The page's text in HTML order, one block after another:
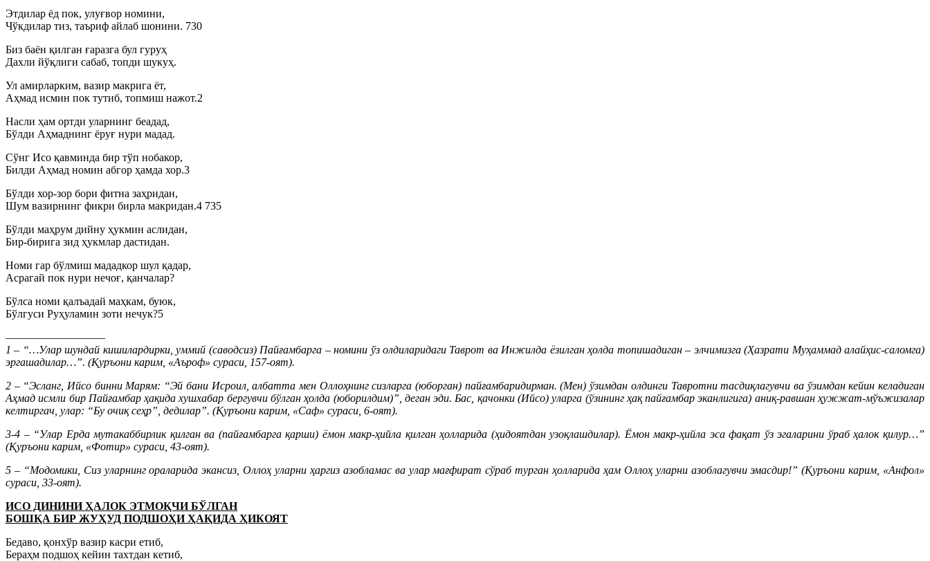
Этдилар ёд пок, улуғвор номини,
Чўкдилар тиз, таъриф айлаб шонини. 730
Биз баён қилган ғаразга бул гуруҳ
Дахли йўқлиги сабаб, топди шукуҳ.
Ул амирларким, вазир макрига ёт,
Аҳмад исмин пок тутиб, топмиш нажот.2
Насли ҳам ортди уларнинг беадад,
Бўлди Аҳмаднинг ёруғ нури мадад.
Сўнг Исо қавминда бир тўп нобакор,
Билди Аҳмад номин абгор ҳамда хор.3
Бўлди хор-зор бори фитна заҳридан,
Шум вазирнинг фикри бирла макридан.4 735
Бўлди маҳрум дийну ҳукмин аслидан,
Бир-бирига зид ҳукмлар дастидан.
Номи гар бўлмиш мададкор шул қадар,
Асрагай пок нури нечоғ, қанчалар?
Бўлса номи қалъадай маҳкам, буюк,
Бўлгуси Руҳуламин зоти нечук?5
—————————
1 – “…Улар шундай кишилардирки, уммий (саводсиз) Пайғамбарга – номини ўз олдиларидаги Таврот ва Инжилда ёзилган ҳолда топишадиган – элчимизга (Ҳазрати Муҳаммад алайҳис-саломга)
эргашадилар…”. (Қуръони карим, «Аъроф» сураси, 157-оят).
2 – “Эсланг, Ийсо бинни Марям: “Эй бани Исроил, албатта мен Оллоҳнинг сизларга (юборган) пайғамбаридирман. (Мен) ўзимдан олдинги Тавротни тасдиқлагувчи ва ўзимдан кейин келадиган
Аҳмад исмли бир Пайғамбар ҳақида хушхабар бергувчи бўлган ҳолда (юборилдим)”, деган эди. Бас, қачонки (Ийсо) уларга (ўзининг ҳақ пайғамбар эканлигига) аниқ-равшан ҳужжат-мўъжизалар
келтиргач, улар: “Бу очиқ сеҳр”, дедилар”. (Қуръони карим, «Саф» сураси, 6-оят).
3-4 – “Улар Ерда мутакаббирлик қилган ва (пайғамбарга қарши) ёмон макр-ҳийла қилган ҳолларида (ҳидоятдан узоқлашдилар). Ёмон макр-ҳийла эса фақат ўз эгаларини ўраб ҳалок қилур…”
(Қуръони карим, «Фотир» сураси, 43-оят).
5 – “Модомики, Сиз уларнинг ораларида экансиз, Оллоҳ уларни ҳаргиз азобламас ва улар мағфират сўраб турган ҳолларида ҳам Оллоҳ уларни азоблагувчи эмасдир!” (Қуръони карим, «Анфол»
сураси, 33-оят).
ИСО ДИНИНИ ҲАЛОК ЭТМОҚЧИ БЎЛГАН
БОШҚА БИР ЖУҲУД ПОДШОҲИ ҲАҚИДА ҲИКОЯТ
Бедаво, қонхўр вазир касри етиб,
Бераҳм подшоҳ кейин тахтдан кетиб,